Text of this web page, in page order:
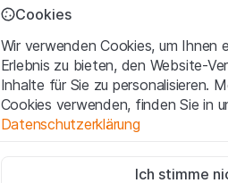
Mit dem Zugriff auf diese Website
rechtlichen Informationen und die
Nutzungsbedingungen verstanden
Wenn Sie mit den
sind, unterlassen Sie bitte den
Kein Angebot, keine
Cookies
Wir verwenden Cookies, um Ihnen
Erlebnis zu bieten, den Website-
Inhalte für Sie zu personalisieren.
Cookies verwenden, finden Sie in
Datenschutzerklärung
Diese Cookies sind für die Website
Ich stimme